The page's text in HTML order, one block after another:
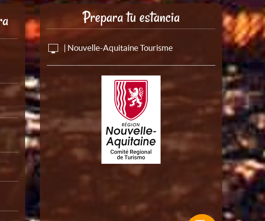
Prepara tu estancia
| Nouvelle-Aquitaine Tourisme